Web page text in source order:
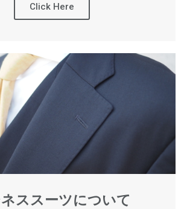
Click Here
ススーツについて